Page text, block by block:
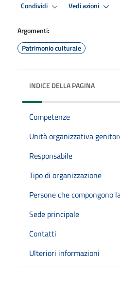
Condividi Vedi azioni
Argomenti:
Patrimonio culturale
INDICE DELLA PAGINA
Competenze
Unità organizzativa
Responsabile
Tipo di organizzazione
Persone che compongono
Sede principale
Contatti
Ulteriori informazioni